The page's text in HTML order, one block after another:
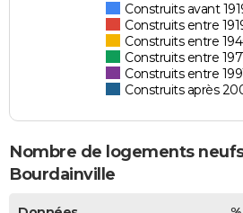
Construits avant
Construits entre
Construits entre
Construits entre
Construits entre
Construits après
Nombre de logements
Bourdainville